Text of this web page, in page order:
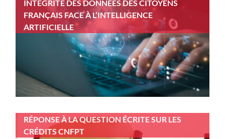
INTÉGRITÉ DES DONNÉES DES CITOYENS
FRANÇAIS FACE À L’INTELLIGENCE
ARTIFICIELLE
RÉPONSE À LA QUESTION ÉCRITE SUR LES
CRÉDITS CNFPT